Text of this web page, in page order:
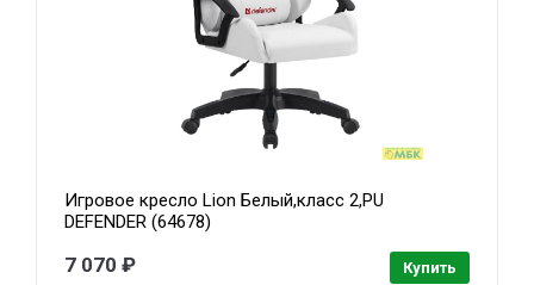
Игровое кресло Lion Белый,класс 2,PU
DEFENDER (64678)
7 070 ₽ Купить